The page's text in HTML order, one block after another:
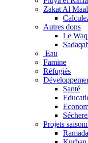
Zakat Al Maal
Autres dons
Le
Eau
Famine
Réfugiés
Santé
Projets